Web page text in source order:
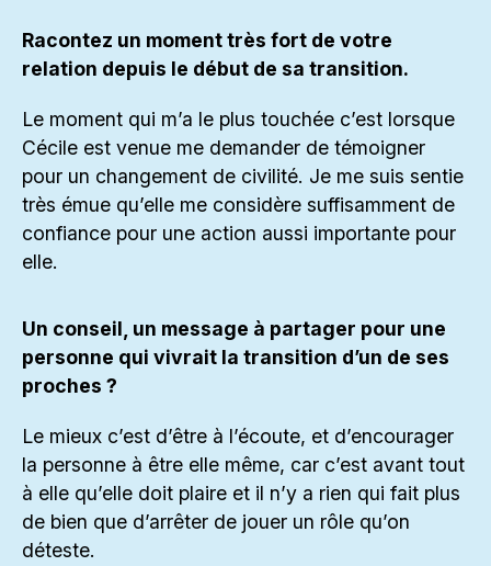
Racontez un moment très fort de votre
relation depuis le début de sa transition.
Le moment qui m’a le plus touchée c’est lorsque
Cécile est venue me demander de témoigner
pour un changement de civilité. Je me suis sentie
très émue qu’elle me considère suffisamment de
confiance pour une action aussi importante pour
elle.
Un conseil, un message à partager pour une
personne qui vivrait la transition d’un de ses
proches ?
Le mieux c’est d’être à l’écoute, et d’encourager
la personne à être elle même, car c’est avant tout
à elle qu’elle doit plaire et il n’y a rien qui fait plus
de bien que d’arrêter de jouer un rôle qu’on
déteste.